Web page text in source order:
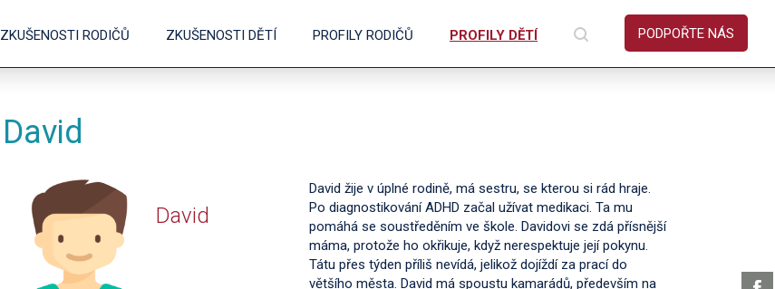
PODPOŘTE NÁS
ZKUŠENOSTI RODIČŮ ZKUŠENOSTI DĚTÍ PROFILY RODIČŮ PROFILY DĚTÍ
David
David
David žije v úplné rodině, má sestru, se kterou si rád hraje.
Po diagnostikování ADHD začal užívat medikaci. Ta mu
pomáhá se soustředěním ve škole. Davidovi se zdá přísnější
máma, protože ho okřikuje, když nerespektuje její pokynu.
Tátu přes týden příliš nevídá, jelikož dojíždí za prací do
většího města. David má spoustu kamarádů, především na